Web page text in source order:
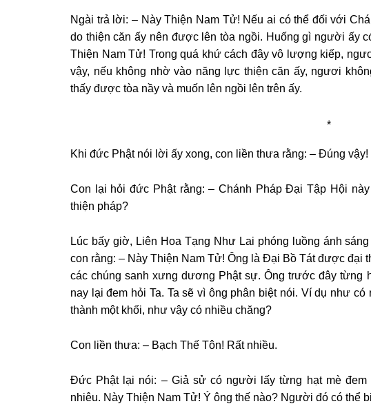
Ngài trả lời: – Này Thiện Nam Tử! Nếu ai có thể đối với
do thiện căn ấy nên được lên tòa ngồi. Huống gì người ấy
Thiện Nam Tử! Trong quá khứ cách đây vô lượng kiếp,
vậy, nếu không nhờ vào năng lực thiện căn ấy, ngươi
thấy được tòa nầy và muốn lên ngồi lên trên ấy.
*
Khi đức Phật nói lời ấy xong, con liền thưa rằng: – Đúng
Con lại hỏi đức Phật rằng: – Chánh Pháp Đại Tập Hội
thiện pháp?
Lúc bấy giờ, Liên Hoa Tạng Như Lai phóng luồng ánh
con rằng: – Này Thiện Nam Tử! Ông là Đại Bồ Tát được đại
các chúng sanh xưng dương Phật sự. Ông trước đây từng
nay lại đem hỏi Ta. Ta sẽ vì ông phân biệt nói. Ví dụ như
thành một khối, như vậy có nhiều chăng?
Con liền thưa: – Bạch Thế Tôn! Rất nhiều.
Đức Phật lại nói: – Giả sử có người lấy từng hạt mè
nhiêu. Này Thiện Nam Tử! Ý ông thế nào? Người đó có thể